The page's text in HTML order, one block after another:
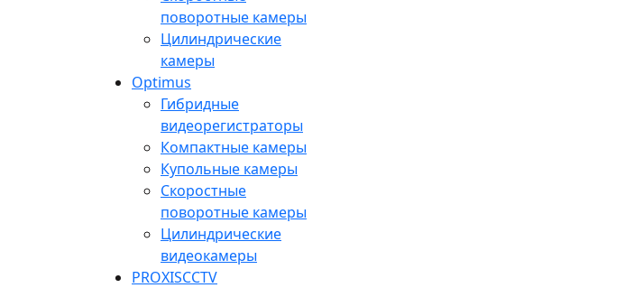
поворотные камеры
Цилиндрические
камеры
Optimus
Гибридные
видеорегистраторы
Компактные камеры
Купольные камеры
Скоростные
поворотные камеры
Цилиндрические
видеокамеры
PROXISCCTV